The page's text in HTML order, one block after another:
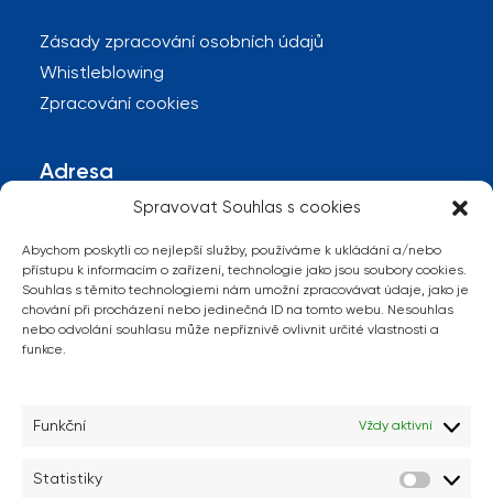
Spravovat Souhlas s cookies
Abychom poskytli co nejlepší služby, používáme k ukládání a/nebo
přístupu k informacím o zařízení, technologie jako jsou soubory cookies.
Souhlas s těmito technologiemi nám umožní zpracovávat údaje, jako je
chování při procházení nebo jedinečná ID na tomto webu. Nesouhlas
nebo odvolání souhlasu může nepříznivě ovlivnit určité vlastnosti a
funkce.
Funkční Vždy aktivní
Statistiky
Zásady zpracování osobních údajů
Whistleblowing
Zpracování cookies
Adresa
Kaštanová 530/125b
620 00 Brno
Brněnské Ivanovice
+420 515 500 777